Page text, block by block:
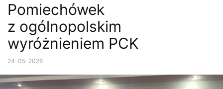
Pomiechówek
z ogólnopolskim
wyróżnieniem PCK
24-05-2026